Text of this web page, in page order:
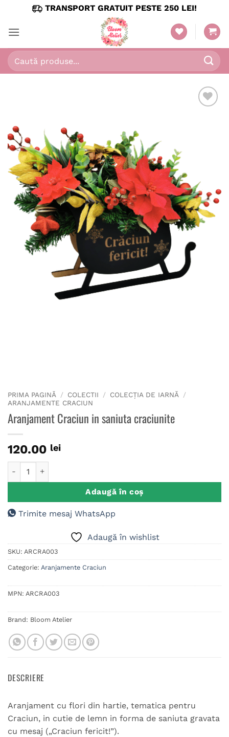
content
TRANSPORT GRATUIT PESTE 250 LEI!
Caută
după:
PRIMA PAGINĂ / COLECTII / COLECȚIA DE IARNĂ
/
ARANJAMENTE CRACIUN
Aranjament Craciun in saniuta craciunite
120.00 lei
Adaugă în coș
Trimite mesaj WhatsApp
Adaugă în wishlist
SKU: ARCRA003
Categorie: Aranjamente Craciun
MPN: ARCRA003
Brand: Bloom Atelier
DESCRIERE
Aranjament cu flori din hartie, tematica pentru
Craciun, in cutie de lemn in forma de saniuta gravata
cu mesaj („Craciun fericit!”).